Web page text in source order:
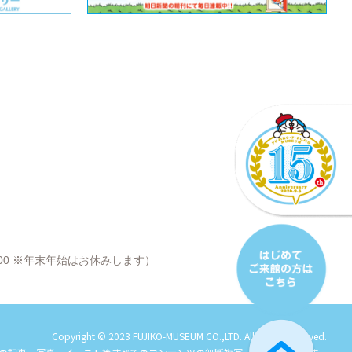
※年末年始はお休みします）
Copyright © 2023 FUJIKO-MUSEUM CO.,LTD. All Rights Reserved.